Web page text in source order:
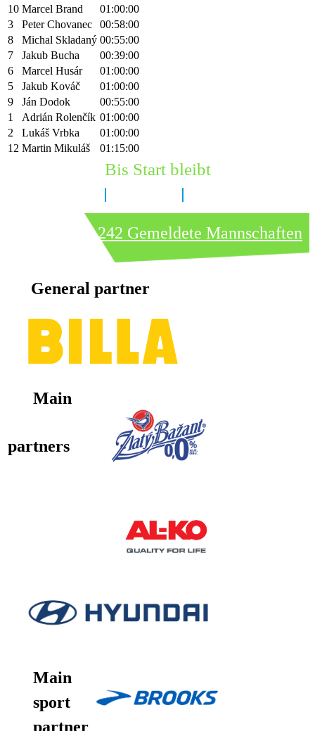
10 Marcel Brand
01:00:00
3
Peter Chovanec
00:58:00
8
Michal Skladaný 00:55:00
7
Jakub Bucha
00:39:00
6
Marcel Husár
01:00:00
5
Jakub Kováč
01:00:00
9
Ján Dodok
00:55:00
1
Adrián Rolenčík 01:00:00
2
Lukáš Vrbka
01:00:00
12 Martin Mikuláš 01:15:00
Bis Start bleibt
242 Gemeldete Mannschaften
General partner
Main
partners
Main
sport
partner